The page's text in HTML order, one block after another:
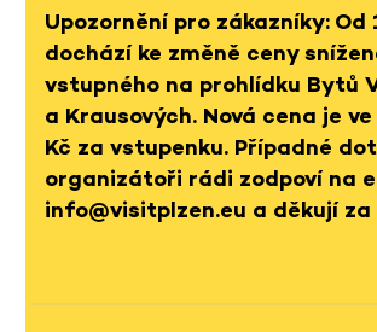
Upozornění pro zákazníky: Od
dochází ke změně ceny
vstupného na prohlídku Bytů
a Krausových. Nová cena je
Kč za vstupenku. Případné
organizátoři rádi zodpoví na
info@visitplzen.eu a děkují za